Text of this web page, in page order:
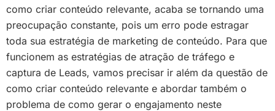
como criar conteúdo relevante, acaba se tornando uma
preocupação constante, pois um erro pode estragar
toda sua estratégia de marketing de conteúdo. Para que
funcionem as estratégias de atração de tráfego e
captura de Leads, vamos precisar ir além da questão de
como criar conteúdo relevante e abordar também o
problema de como gerar o engajamento neste